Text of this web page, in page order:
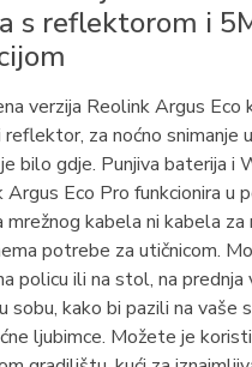
s reflektorom i
verzija Reolink Argus Eco
za noćno snimanje
bilo gdje. Punjiva baterija i
Argus Eco Pro funkcionira u
mrežnog kabela ni kabela za
potrebe za utičnicom.
policu ili na stol, na
sobu, kako bi pazili na vaše
ljubimce. Možete je